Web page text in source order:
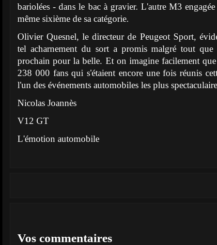
bariolées - dans le bac à gravier. L'autre M3
même sixième de sa catégorie.
Olivier Quesnel, le directeur de Peugeot Sport,
tel acharnement du sort a promis malgré tout que
prochain pour la belle. Et on imagine facilement que
238 000 fans qui s'étaient encore une fois réunis
l'un des événements automobiles les plus
Nicolas Joannès
V12 GT
L'émotion automobile
Vos commentaires